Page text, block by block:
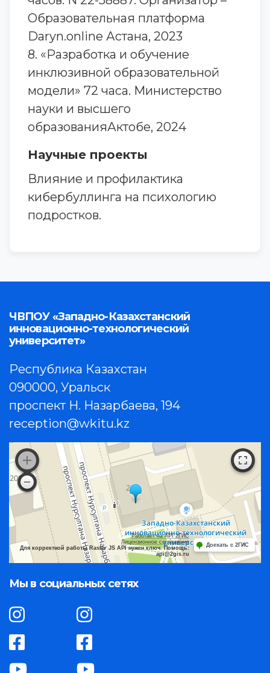
Образовательная платформа
Daryn.online Астана, 2023
8. «Разработка и обучение
инклюзивной образовательной
модели» 72 часа. Министерство
науки и высшего
образованияАктобе, 2024
Научные проекты
Влияние и профилактика
кибербуллинга на психологию
подростков.
ЧВПОУ «Западно-Казахстанский
инновационно-технологический
университет»
Республика Казахстан
090000, Уральск
проспект Н. Назарбаева, 194
reception@wkitu.kz
Работает на API 2ГИС
Лицензионное соглашение
Для корректной работы Raster JS API нужен ключ. Помощь:
api@2gis.ru
Доехать с 2ГИС
Мы в социальных сетях